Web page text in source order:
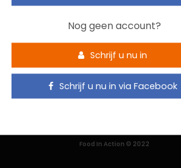
Nog geen account?
Schrijf u nu in
Schrijf u nu in via Facebook
Food In Action © 2022